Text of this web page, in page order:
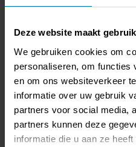
Deze website maakt
We gebruiken cookies om
personaliseren, om functies
en om ons websiteverkeer
informatie over uw gebruik
partners voor social media,
partners kunnen deze
informatie die u aan ze
Met de taxi ongeveer 5 km tot Besco
Zit je met vragen?
Functie